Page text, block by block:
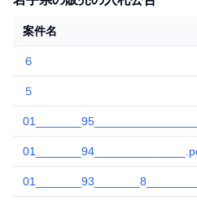
案件名
６
５